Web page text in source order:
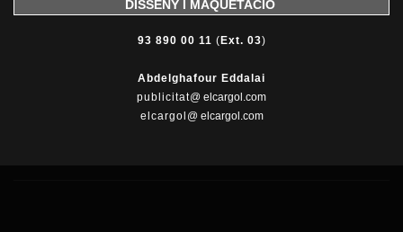
DISSENY I MAQUETACIÓ
93 890 00 11 ( Ext. 03)
Abdelghafour Eddalai
publicitat@ elcargol.com
elcargol @ elcargol.com